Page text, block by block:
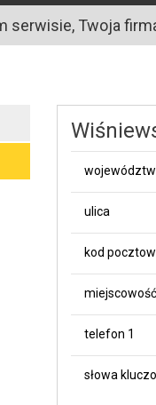
serwisie, Twoja
ulica
kod
miejscowość
telefon 1
słowa